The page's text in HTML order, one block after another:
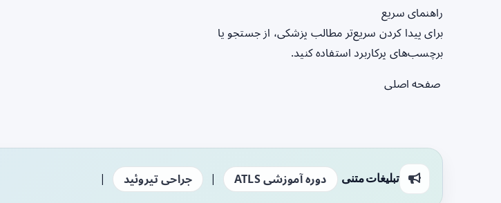
راهنمای سریع
برای پیدا کردن سریع‌تر مطالب پزشکی، از جستجو یا
برچسب‌های پرکاربرد استفاده کنید.
صفحه اصلی
تبلیغات متنی دوره آموزشی ATLS | جراحی تیروئید |